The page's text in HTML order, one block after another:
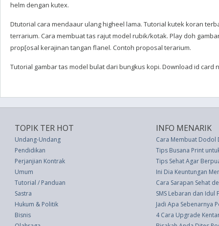
helm dengan kutex.
Dtutorial cara mendaaur ulang higheel lama. Tutorial kutek koran
terrarium. Cara membuat tas rajut model rubik/kotak. Play doh
prop[osal kerajinan tangan flanel. Contoh proposal terarium.
Tutorial gambar tas model bulat dari bungkus kopi. Download id card
TOPIK TER HOT
Undang-Undang
Pendidikan
Perjanjian Kontrak
Umum
Tutorial / Panduan
Sastra
Hukum & Politik
Bisnis
INFO MENARIK
Cara Membuat Dodol
Tips Busana Print
Tips Sehat Agar
Ini Dia Keuntungan
Cara Sarapan Sehat
SMS Lebaran dan Idul
Jadi Apa Sebenarnya
4 Cara Upgrade